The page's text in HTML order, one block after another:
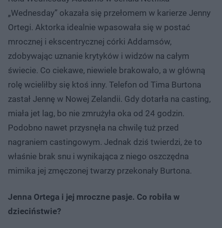
„Wednesday” okazała się przełomem w karierze Jenny
Ortegi. Aktorka idealnie wpasowała się w postać
mrocznej i ekscentrycznej córki Addamsów,
zdobywając uznanie krytyków i widzów na całym
świecie. Co ciekawe, niewiele brakowało, a w główną
rolę wcieliłby się ktoś inny. Telefon od Tima Burtona
zastał Jennę w Nowej Zelandii. Gdy dotarła na casting,
miała jet lag, bo nie zmrużyła oka od 24 godzin.
Podobno nawet przysnęła na chwilę tuż przed
nagraniem castingowym. Jednak dziś twierdzi, że to
właśnie brak snu i wynikająca z niego oszczędna
mimika jej zmęczonej twarzy przekonały Burtona.
Jenna Ortega i jej mroczne pasje. Co robiła w
dzieciństwie?